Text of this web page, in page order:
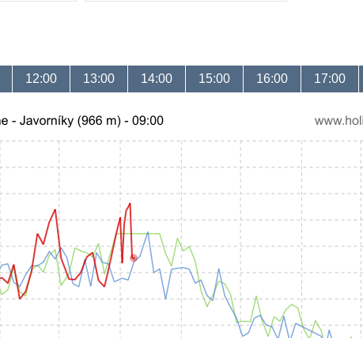
12:00 13:00 14:00 15:00 16:00 17:00